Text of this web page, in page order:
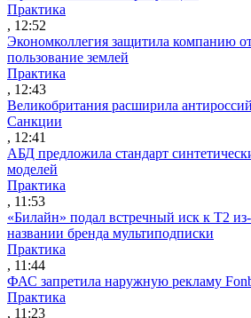
Практика
, 12:52
Экономколлегия защитила компанию
пользование землей
Практика
, 12:43
Великобритания расширила
Санкции
, 12:41
АБД предложила стандарт
моделей
Практика
, 11:53
«Билайн» подал встречный иск к Т2
названии бренда мультиподписки
Практика
, 11:44
ФАС запретила наружную рекламу
Практика
, 11:23